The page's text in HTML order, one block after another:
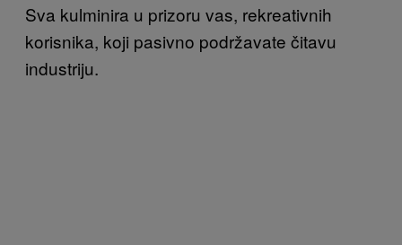
Sva kulminira u prizoru vas, rekreativnih
korisnika, koji pasivno podržavate čitavu
industriju.